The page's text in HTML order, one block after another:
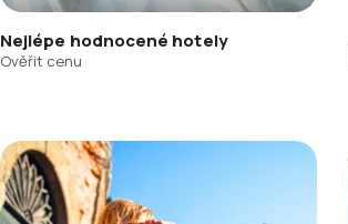
Nejlépe hodnocené hotely
Ověřit cenu